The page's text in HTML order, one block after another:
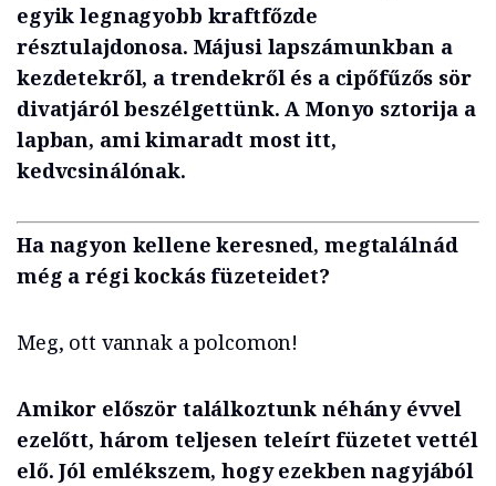
egyik legnagyobb kraftfőzde
résztulajdonosa. Májusi lapszámunkban a
kezdetekről, a trendekről és a cipőfűzős sör
divatjáról beszélgettünk. A Monyo sztorija a
lapban, ami kimaradt most itt,
kedvcsinálónak.
Ha nagyon kellene keresned, megtalálnád
még a régi kockás füzeteidet?
Meg, ott vannak a polcomon!
Amikor először találkoztunk néhány évvel
ezelőtt, három teljesen teleírt füzetet vettél
elő. Jól emlékszem, hogy ezekben nagyjából